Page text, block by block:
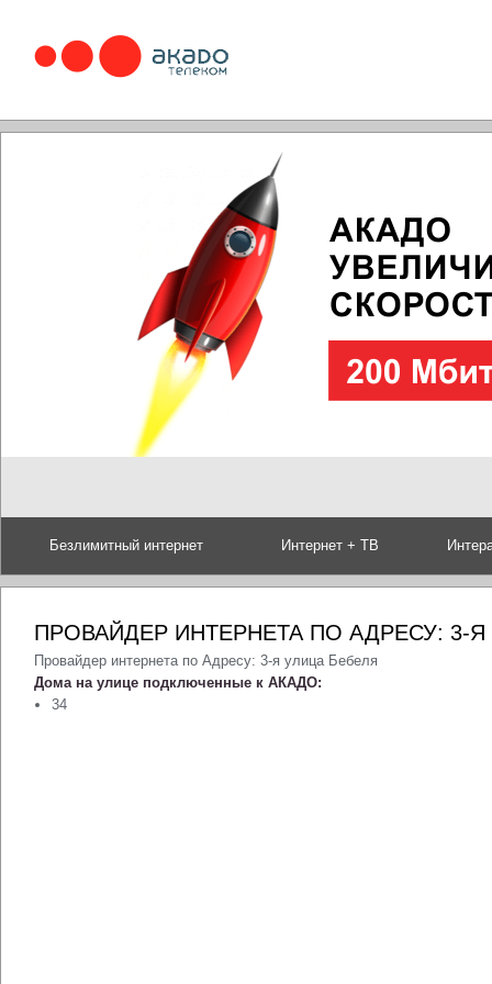
Безлимитный интернет Интернет + ТВ
ПРОВАЙДЕР ИНТЕРНЕТА ПО АДРЕСУ: 3-
Провайдер интернета по Адресу: 3-я улица Бебеля
Дома на улице подключенные к АКАДО:
34